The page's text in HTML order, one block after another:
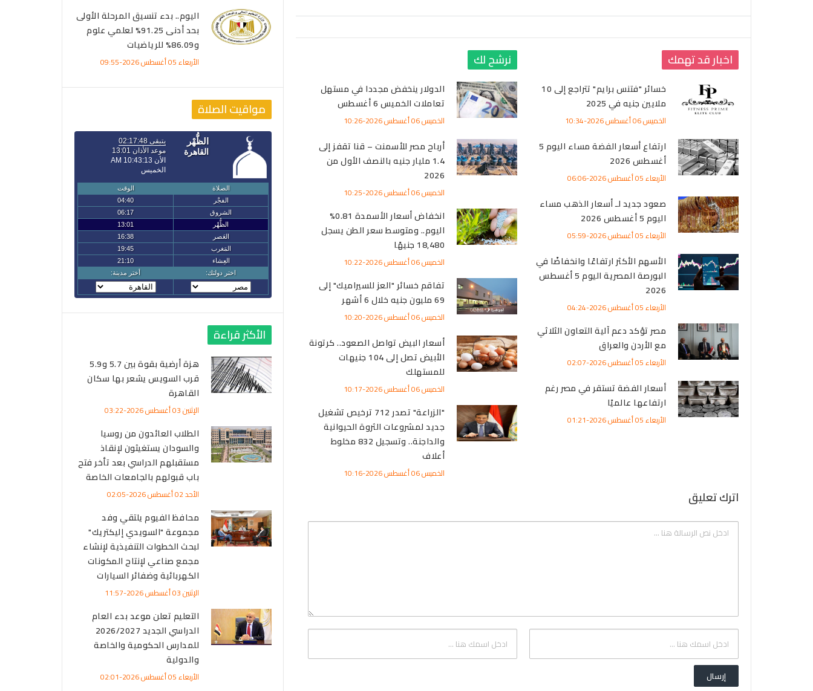
اخبار قد تهمك
خسائر "فتنس برايم" تتراجع إلى 10
ملايين جنيه في 2025
الخميس 06 أغسطس 2026-10:34
ارتفاع أسعار الفضة مساء اليوم 5
أغسطس 2026
الأربعاء 05 أغسطس 2026-06:06
صعود جديد لـ أسعار الذهب مساء
اليوم 5 أغسطس 2026
الأربعاء 05 أغسطس 2026-05:59
الأسهم الأكثر ارتفاعًا وانخفاضًا في
البورصة المصرية اليوم 5 أغسطس
2026
الأربعاء 05 أغسطس 2026-04:24
مصر تؤكد دعم آلية التعاون الثلاثي
مع الأردن والعراق
الأربعاء 05 أغسطس 2026-02:07
أسعار الفضة تستقر في مصر رغم
ارتفاعها عالميًا
الأربعاء 05 أغسطس 2026-01:21
نرشح لك
الدولار ينخفض مجددا في مستهل
تعاملات الخميس 6 أغسطس
الخميس 06 أغسطس 2026-10:26
أرباح مصر للأسمنت – قنا تقفز إلى
1.4 مليار جنيه بالنصف الأول من
2026
الخميس 06 أغسطس 2026-10:25
انخفاض أسعار الأسمدة 0.81%
اليوم.. ومتوسط سعر الطن يسجل
18,480 جنيهًا
الخميس 06 أغسطس 2026-10:22
تفاقم خسائر "العز للسيراميك" إلى
69 مليون جنيه خلال 6 أشهر
الخميس 06 أغسطس 2026-10:20
أسعار البيض تواصل الصعود.. كرتونة
الأبيض تصل إلى 104 جنيهات
للمستهلك
الخميس 06 أغسطس 2026-10:17
"الزراعة" تصدر 712 ترخيص تشغيل
جديد لمشروعات الثروة الحيوانية
والداجنة.. وتسجيل 832 مخلوط
أعلاف
الخميس 06 أغسطس 2026-10:16
اترك تعليق
اليوم.. بدء تنسيق المرحلة الأولى
بحد أدنى 91.25% لعلمي علوم
و86.09% للرياضيات
الأربعاء 05 أغسطس 2026-09:55
مواقيت الصلاة
الأكثر قراءة
هزة أرضية بقوة بين 5.7 و5.9
قرب السويس يشعر بها سكان
القاهرة
الإثنين 03 أغسطس 2026-03:22
الطلاب العائدون من روسيا
والسودان يستغيثون لإنقاذ
مستقبلهم الدراسي بعد تأخر فتح
باب قبولهم بالجامعات الخاصة
الأحد 02 أغسطس 2026-02:05
محافظ الفيوم يلتقي وفد
مجموعة "السويدي إليكتريك"
لبحث الخطوات التنفيذية لإنشاء
مجمع صناعي لإنتاح المكونات
الكهربائية وضفائر السيارات
الإثنين 03 أغسطس 2026-11:57
التعليم تعلن موعد بدء العام
الدراسي الجديد 2026/2027
للمدارس الحكومية والخاصة
والدولية
الأربعاء 05 أغسطس 2026-02:01